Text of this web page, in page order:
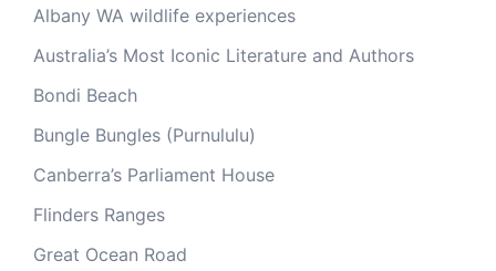
Albany WA wildlife experiences
Australia’s Most Iconic Literature and Authors
Bondi Beach
Bungle Bungles (Purnululu)
Canberra’s Parliament House
Flinders Ranges
Great Ocean Road